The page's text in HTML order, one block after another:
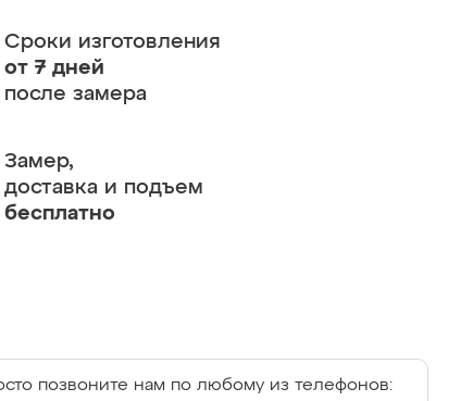
Сроки изготовления
от 7 дней
после замера
Замер,
доставка и подъем
бесплатно
позвоните нам по любому из телефонов: